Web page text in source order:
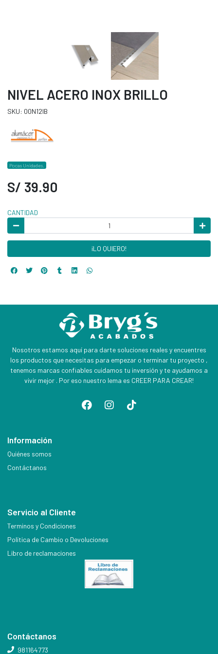
NIVEL ACERO INOX BRILLO
SKU: 00N12IB
Pocas Unidades.
S/ 39.90
CANTIDAD
¡LO QUIERO!
Nosotros estamos aquí para darte soluciones reales y encuentres
los productos que necesitas para empezar o terminar tu proyecto ,
tenemos marcas confiables cuidamos tu inversión y te ayudamos a
vivir mejor . Por eso nuestro lema es CREER PARA CREAR!
Información
Quiénes somos
Contáctanos
Servicio al Cliente
Terminos y Condiciones
Política de Cambio o Devoluciones
Libro de reclamaciones
Contáctanos
981164773